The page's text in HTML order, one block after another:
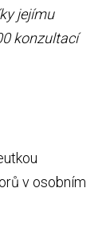
jejímu
konzultací
v osobním